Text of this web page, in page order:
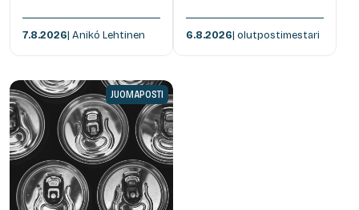
7.8.2026| Anikó Lehtinen 6.8.2026| olutpostimestari
JUOMAPOSTI